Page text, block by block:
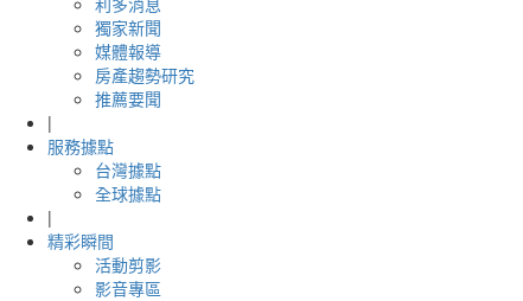
獨家新聞
媒體報導
房產趨勢研究
推薦要聞
|
服務據點
台灣據點
全球據點
|
精彩瞬間
活動剪影
影音專區